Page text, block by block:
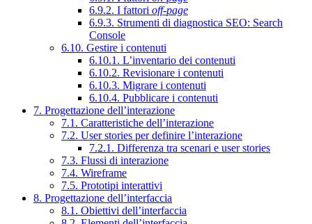
6.9.2. I fattori off-page
6.9.3. Strumenti di diagnostica SEO: Search
Console
6.10. Gestire i contenuti
6.10.1. L’inventario dei contenuti
6.10.2. Revisionare i contenuti
6.10.3. Migrare i contenuti
6.10.4. Pubblicare i contenuti
7. Progettazione dell’interazione
7.1. Caratteristiche dell’interazione
7.2. User stories per definire l’interazione
7.2.1. Differenza tra scenari e user stories
7.3. Flussi di interazione
7.4. Wireframe
7.5. Prototipi interattivi
8. Progettazione dell’interfaccia
8.1. Obiettivi dell’interfaccia